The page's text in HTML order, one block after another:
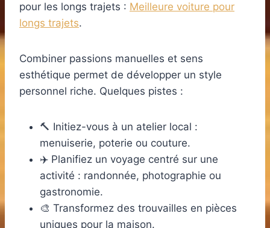
pour les longs trajets : Meilleure voiture pour
longs trajets.
Combiner passions manuelles et sens
esthétique permet de développer un style
personnel riche. Quelques pistes :
🔨 Initiez-vous à un atelier local :
menuiserie, poterie ou couture.
✈️ Planifiez un voyage centré sur une
activité : randonnée, photographie ou
gastronomie.
🎨 Transformez des trouvailles en pièces
uniques pour la maison.